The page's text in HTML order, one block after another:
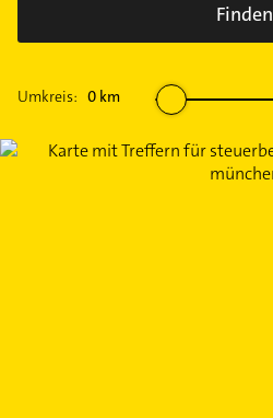
Finden
Umkreis: 0 km